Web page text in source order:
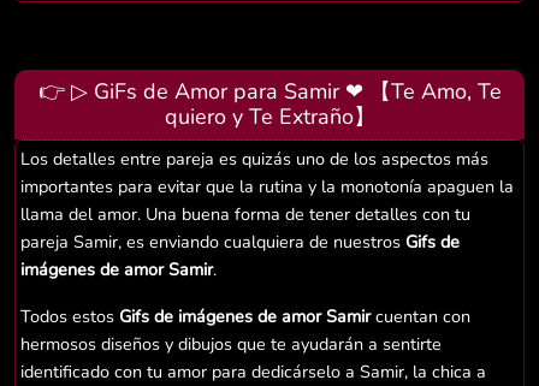
👉 ▷ GiFs de Amor para Samir ❤ 【Te Amo, Te
quiero y Te Extraño】
Los detalles entre pareja es quizás uno de los aspectos más
importantes para evitar que la rutina y la monotonía apaguen la
llama del amor. Una buena forma de tener detalles con tu
pareja Samir, es enviando cualquiera de nuestros Gifs de
imágenes de amor Samir.
Todos estos Gifs de imágenes de amor Samircuentan con
hermosos diseños y dibujos que te ayudarán a sentirte
identificado con tu amor para dedicárselo a Samir, la chica a